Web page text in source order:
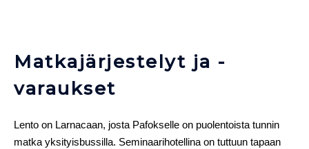
Matkajärjestelyt ja -
varaukset
Lento on Larnacaan, josta Pafokselle on puolentoista tunnin
matka yksityisbussilla. Seminaarihotellina on tuttuun tapaan